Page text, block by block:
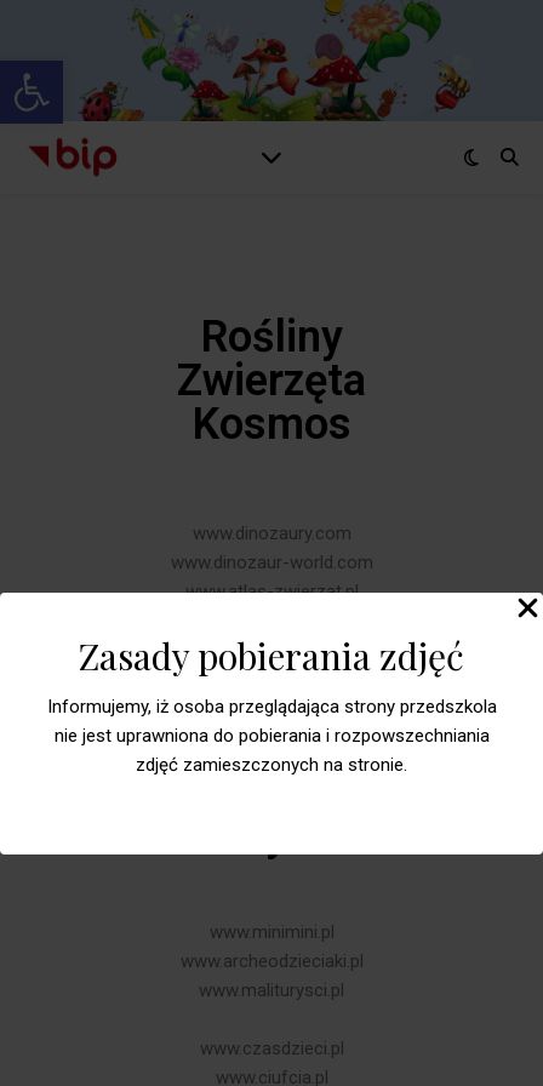
Otwórz pasek narzędzi
Zasady pobierania zdjęć
Informujemy, iż osoba przeglądająca strony przedszkola
nie jest uprawniona do pobierania i rozpowszechniania
zdjęć zamieszczonych na stronie.
Rośliny
Zwierzęta
Kosmos
www.dinozaury.com
www.dinozaur-world.com
www.atlas-zwierzat.pl
www.zoo.silesia.pl
www.przyroda.polska.pl
www.przyroda.pttk.pl
www.minimini.pl
www.archeodzieciaki.pl
www.maliturysci.pl
www.czasdzieci.pl
www.ciufcia.pl